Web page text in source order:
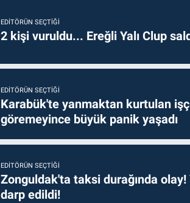
EDITÖRÜN SEÇTIĞI
2 kişi vuruldu... Ereğli Yalı Clup
EDITÖRÜN SEÇTIĞI
Karabük'te yanmaktan kurtulan
göremeyince büyük panik yaşadı
EDITÖRÜN SEÇTIĞI
Zonguldak'ta taksi durağında
darp edildi!